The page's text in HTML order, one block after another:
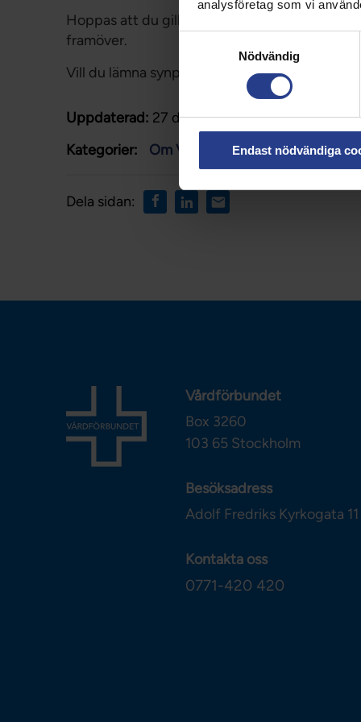
analysföretag som vi
Nödvändig
Endast nödvändiga
Hoppas att du gillar den nya designen på
framöver.
Vill du lämna synpunkter? Mejla
Uppdaterad: 27 dec 2021
Kategorier:
Om Vårdförbundet Nationellt
Dela sidan:
Vårdförbundet
Box 3260
103 65 Stockholm
Besöksadress
Adolf Fredriks Kyrkogata 11
Kontakta oss
0771-420 420